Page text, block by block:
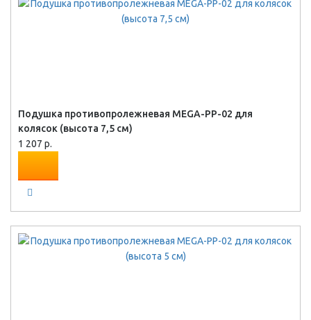
Подушка противопролежневая MEGA-PP-02 для
колясок (высота 7,5 см)
1 207 р.